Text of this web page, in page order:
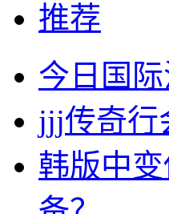
推荐
今日国
jjj传奇行
韩版中